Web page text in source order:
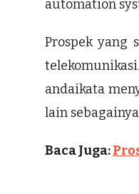
automation
Prospek yang
andaikata
lain
Baca Juga: